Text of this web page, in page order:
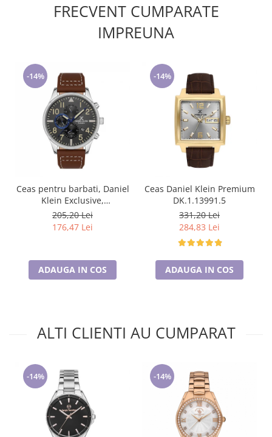
FRECVENT CUMPARATE
IMPREUNA
-14%
Ceas pentru barbati, Daniel
Klein Exclusive,
DK.1.13389.2
205,20 Lei
176,47 Lei
ADAUGA IN COS
-14%
Ceas Daniel Klein Premium
DK.1.13991.5
331,20 Lei
284,83 Lei
ADAUGA IN COS
ALTI CLIENTI AU CUMPARAT
-14% -14%